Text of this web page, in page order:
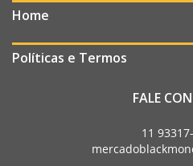
Home
Políticas e Termos
FALE
11